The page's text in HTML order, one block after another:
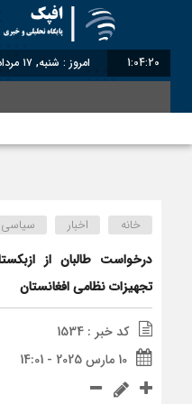
1:04:20 امروز : شنبه, ۱۷ مرداد , ۱۴۰۵
خانه اخبار سیاسی
درخواست طالبان از
تجهیزات نظامی افغانستان
کد خبر : 1534
10 مارس 2025 - 14:01